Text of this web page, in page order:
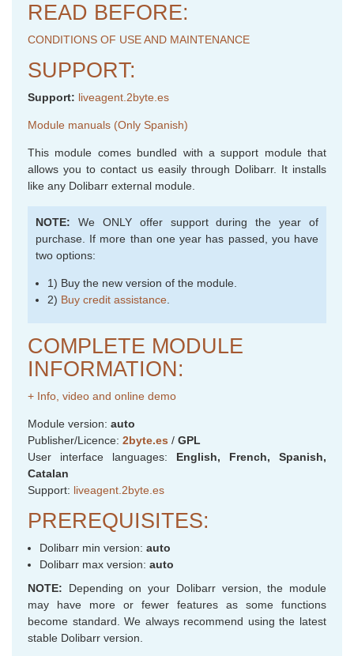
READ BEFORE:
CONDITIONS OF USE AND MAINTENANCE
SUPPORT:
Support: liveagent.2byte.es
Module manuals (Only Spanish)
This module comes bundled with a support module that
allows you to contact us easily through Dolibarr. It installs
like any Dolibarr external module.
NOTE: We ONLY offer support during the year of
purchase. If more than one year has passed, you have
two options:
1) Buy the new version of the module.
2) Buy credit assistance
COMPLETE MODULE
INFORMATION:
+ Info, video and online demo
Module version: auto
Publisher/Licence: 2byte.es / GPL
User interface languages: English, French, Spanish,
Catalan
Support: liveagent.2byte.es
PREREQUISITES:
Dolibarr min version: auto
Dolibarr max version: auto
NOTE: Depending on your Dolibarr version, the module
may have more or fewer features as some functions
become standard. We always recommend using the latest
stable Dolibarr version.